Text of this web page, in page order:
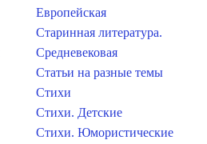
Европейская
Старинная литература.
Средневековая
Статьи на разные темы
Стихи
Стихи. Детские
Стихи. Юмористические